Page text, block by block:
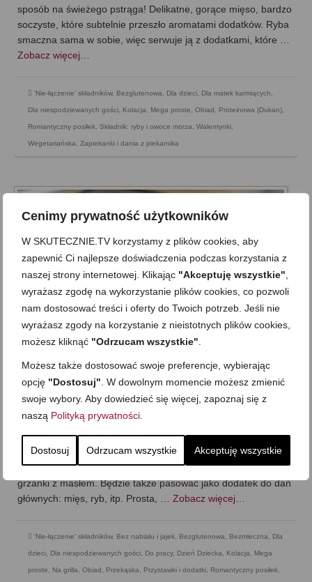
Cenimy prywatność użytkowników
W SKUTECZNIE.TV korzystamy z plików cookies, aby
zapewnić Ci najlepsze doświadczenia podczas korzystania z
naszej strony internetowej. Klikając "Akceptuję wszystkie"
wyrażasz zgodę na wykorzystanie plików cookies, co pozwoli
nam dostosować treści i oferty do Twoich potrzeb. Jeśli nie
wyrażasz zgody na korzystanie z nieistotnych plików cookies,
możesz kliknąć "Odrzucam wszystkie"
Możesz także dostosować swoje preferencje, wybierając
opcję "Dostosuj" . W dowolnym momencie możesz zmienić
swoje wybory. Aby dowiedzieć się więcej, zapoznaj się z
naszą Polityką prywatności
Dostosuj Odrzucam wszystkie Akceptuję wszystkie
sposób na świeżego pstrąga! Delikatne, gorące mięso, bardzo
soczyste, które subtelnie przeszło aromatami dodatków. Ryba
smaczna sama w sobie, więc serwuje ją z dodatkami, które …
Zobacz więcej…
'Nie-łączenie' składników, Bezglutenowa Dla dzieci Dla matek karmiących
Dla niespodziewanych gości Kolacja Mega proste Obiad Proteinowa (Dukan)
Romantyczny posiłek Składnik: ryby i owoce morza Walentynki
Wegetariańska Zapiekanki i dania z piekarnika
Zielona sałatka z cukinii, szpinaku i
papryki
on19 SIERPNIA 2013 z4 KOMENTARZE
Zielona, chrupiąca, o boskim zapachu i zdecydowanym
smaku… Pełna zdrowia:) I przepyszna. Ja lubię ja nawet
samą, ale najchętniej podjadam do niej świeże pieczywo lub
grzanki z masłem. Będzie także pasować jako dodatek do dań
głównych: mięs, ryb, itp. Prosta, … Zobacz więcej…
'Nie-łączenie' składników, Bez nabiału i jajek, Bezglutenowa, Bezmleczna, Dla
dzieci, Dla niespodziewanych gości, Do pracy, Dzień Dziecka, Kolacja, Mega
proste, Na grilla, Obiad, Przekąska, Przystawki i dodatki, Romantyczny posiłek,